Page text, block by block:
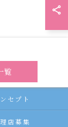
覧
セプト
店募集